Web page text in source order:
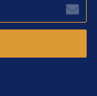
بريدك
الإلكتروني